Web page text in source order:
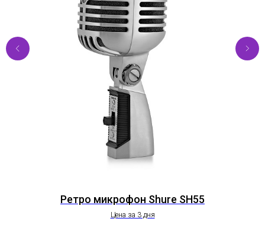
Ретро микрофон Shure SH55
Цена за 3 дня